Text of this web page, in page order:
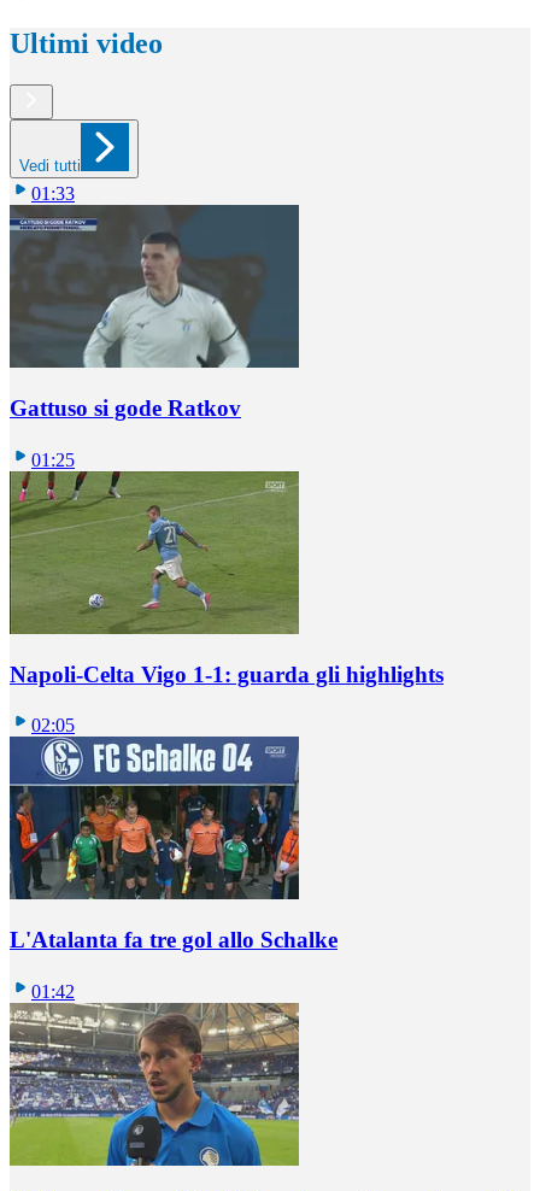
Ultimi video
Vedi tutti
01:33
Gattuso si gode Ratkov
01:25
Napoli-Celta Vigo 1-1: guarda gli highlights
02:05
L'Atalanta fa tre gol allo Schalke
01:42